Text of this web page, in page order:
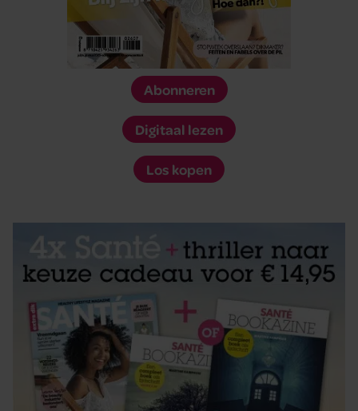
Abonneren
Digitaal lezen
Los kopen